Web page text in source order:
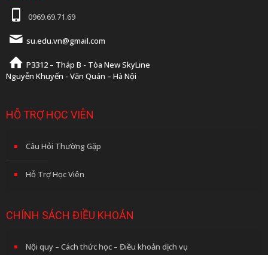
0969.69.71.69
su.edu.vn@gmail.com
P3312 – Tháp B - Tòa New SkyLine
Nguyễn Khuyến - Văn Quán – Hà Nội
HỖ TRỢ HỌC VIÊN
Câu Hỏi Thường Gặp
Hỗ Trợ Học Viên
CHÍNH SÁCH ĐIỀU KHOẢN
Nội quy – Cách thức học – Điều khoản dịch vụ